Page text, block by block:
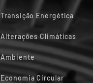
Transição Energética
Alterações Climáticas
Ambiente
Economia Circular